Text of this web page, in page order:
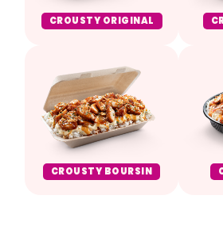
CROUSTY ORIGINAL
CROUSTY BOURSIN